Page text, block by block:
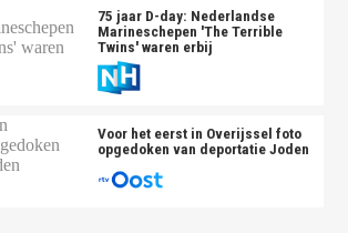
75 jaar D-day: Nederlandse
Marineschepen 'The Terrible
Twins' waren erbij
Voor het eerst in Overijssel foto
opgedoken van deportatie Joden